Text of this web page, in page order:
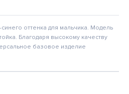
оттенка для мальчика. Модель
Благодаря высокому качеству
базовое изделие